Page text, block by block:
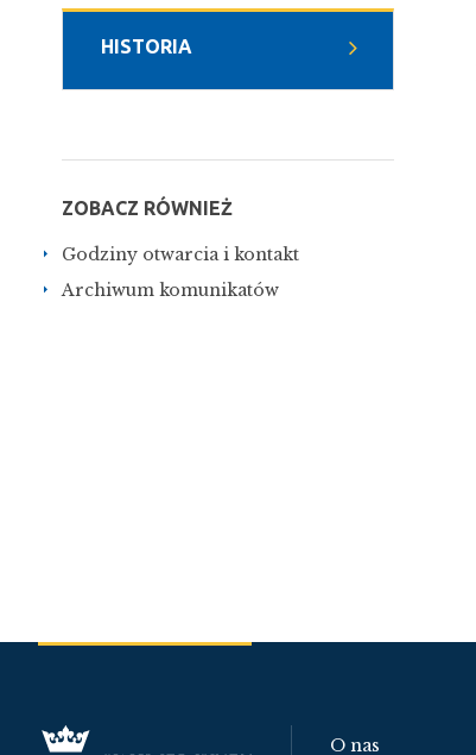
HISTORIA
ZOBACZ RÓWNIEŻ
Godziny otwarcia i kontakt
Archiwum komunikatów
O nas